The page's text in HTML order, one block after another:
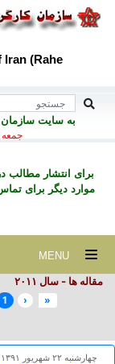
(Rahe
به سايت سازمان
جمعه ۱۶ مرداد ۱۴۰۵ برابر با ۰۷ اگوست ۲۰۲۶
برای انتشار
موارد ديگر برای
مقاله ها - سال ۲٠۱۱
«
‹
1
چهارشنبه ۲۲ شهريور ۱۳۹۱ برابر با ۱۲ سپتامبر ۲۰۱۲